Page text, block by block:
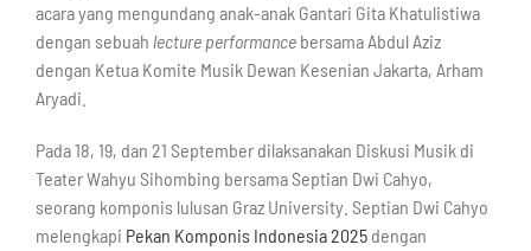
acara yang mengundang anak-anak Gantari Gita Khatulistiwa
dengan sebuah lecture performance bersama Abdul Aziz
dengan Ketua Komite Musik Dewan Kesenian Jakarta, Arham
Aryadi.
Pada 18, 19, dan 21 September dilaksanakan Diskusi Musik di
Teater Wahyu Sihombing bersama Septian Dwi Cahyo,
seorang komponis lulusan Graz University. Septian Dwi Cahyo
melengkapi Pekan Komponis Indonesia 2025dengan